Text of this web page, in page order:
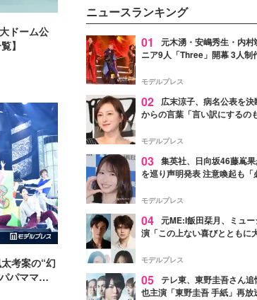
ドーム公
】
考案の“幻
パママ一
功」
して、“髪そのものの美
めて注目する人が増え
子。今回は、そんな憧
な髪を日常で叶える、
ます。
ニュースランキング
01
元木湧・安嶋秀生・内村
ニア9人「Three」開幕 3人制
進んで夢を掴みたい」【ゲネ
モデルプレス
02
広末涼子、病名公表を決
からの言葉「言い訳にするの
モデルプレス
03 集英社、日向坂46藤嶌
を巡り声明発表 注意喚起も「
モデルプレス
04 元ME:I飯田栞月、ミュ
演「この上ない喜びとともに
ャスト発表
モデルプレス
05 テレ東、東野圭吾さん追
也主演「東野圭吾 手紙」再放